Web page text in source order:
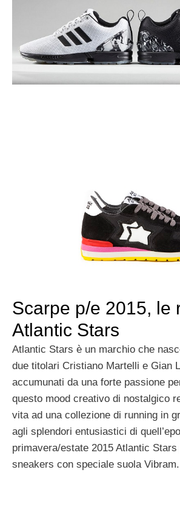
Scarpe p/e 2015, le
Atlantic Stars
Atlantic Stars è un marchio che
due titolari Cristiano Martelli e Gian
accumunati da una forte passione
questo mood creativo di nostalgico
vita ad una collezione di running in
agli splendori entusiastici di
primavera/estate 2015 Atlantic Stars
sneakers con speciale suola Vibram.